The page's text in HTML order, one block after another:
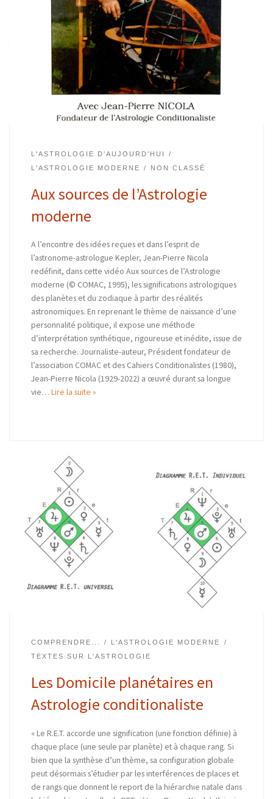
L'ASTROLOGIE D'AUJOURD'HUI
L'ASTROLOGIE MODERNE
NON CLASSÉ
Aux sources de l’Astrologie
moderne
A l’encontre des idées reçues et dans l’esprit de
l’astronome-astrologue Kepler, Jean-Pierre Nicola
redéfinit, dans cette vidéo Aux sources de l’Astrologie
moderne (© COMAC, 1995), les significations astrologiques
des planètes et du zodiaque à partir des réalités
astronomiques. En reprenant le thème de naissance d’une
personnalité politique, il expose une méthode
d’interprétation synthétique, rigoureuse et inédite, issue de
sa recherche. Journaliste-auteur, Président fondateur de
l’association COMAC et des Cahiers Conditionalistes (1980),
Jean-Pierre Nicola (1929-2022) a œuvré durant sa longue
vie… Lire la suite »
COMPRENDRE...
L'ASTROLOGIE MODERNE
TEXTES SUR L'ASTROLOGIE
Les Domicile planétaires en
Astrologie conditionaliste
« Le R.E.T. accorde une signification (une fonction définie) à
chaque place (une seule par planète) et à chaque rang. Si
bien que la synthèse d’un thème, sa configuration globale
peut désormais s’étudier par les interférences de places et
de rangs que donnent le report de la hiérarchie natale dans